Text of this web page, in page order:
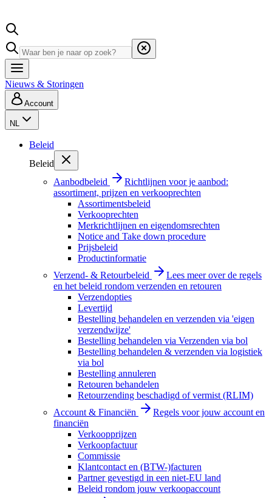
Nieuws & Storingen
Account
NL
Beleid
Beleid
Aanbodbeleid
Richtlijnen voor je aanbod:
assortiment, prijzen en verkooprechten
Assortimentsbeleid
Verkooprechten
Merkrichtlijnen en eigendomsrechten
Notice and Take down procedure
Prijsbeleid
Productinformatie
Verzend- & Retourbeleid
Lees meer over de regels
en het beleid rondom verzenden en retouren
Verzendopties
Levertijd
Bestelling behandelen en verzenden via 'eigen
verzendwijze'
Bestelling behandelen via Verzenden via bol
Bestelling behandelen & verzenden via logistiek
via bol
Bestelling annuleren
Retouren behandelen
Retourzending beschadigd of vermist (RLIM)
Account & Financiën
Regels voor jouw account en
financiën
Verkoopprijzen
Verkoopfactuur
Commissie
Klantcontact en (BTW-)facturen
Partner gevestigd in een niet-EU land
Beleid rondom jouw verkoopaccount